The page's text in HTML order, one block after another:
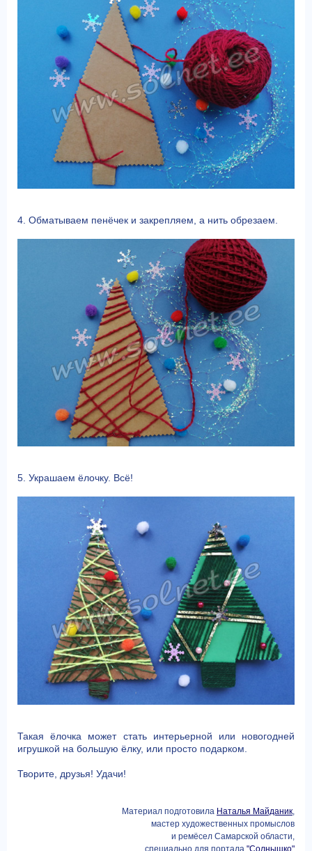
4. Обматываем пенёчек и закрепляем, а нить обрезаем.
5. Украшаем ёлочку. Всё!
Такая ёлочка может стать интерьерной или новогодней
игрушкой на большую ёлку, или просто подарком.
Творите, друзья! Удачи!
Материал подготовила Наталья Майданик
мастер художественных промыслов
и ремёсел Самарской области,
специально для портала "Солнышко"